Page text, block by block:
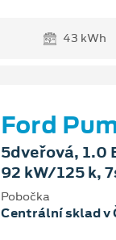
43 kWh
Ford
5dveřová, 1.0
92 kW/125 k,
Pobočka
Centrální sklad v